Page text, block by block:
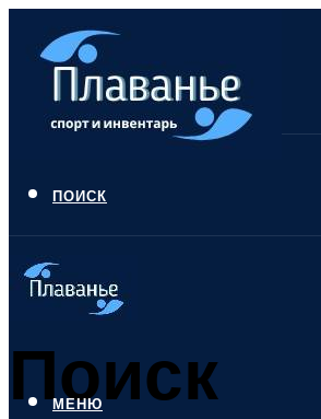
ПОИСК
Поиск
МЕНЮ